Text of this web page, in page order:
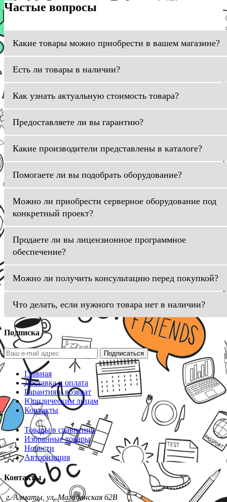
Частые вопросы
Какие товары можно приобрести в вашем магазине?
Есть ли товары в наличии?
Как узнать актуальную стоимость товара?
Предоставляете ли вы гарантию?
Какие производители представлены в каталоге?
Помогаете ли вы подобрать оборудование?
Можно ли приобрести серверное оборудование под
конкретный проект?
Продаете ли вы лицензионное программное
обеспечение?
Можно ли получить консультацию перед покупкой?
Что делать, если нужного товара нет в наличии?
Подписка
Подписаться
Главная
Доставка и оплата
Гарантия и возврат
Юридическим лицам
Контакты
Товары в сравнении
Избранные товары
Новости
Авторизация
Контакты
г. Алматы, ул. Магаданская 62В